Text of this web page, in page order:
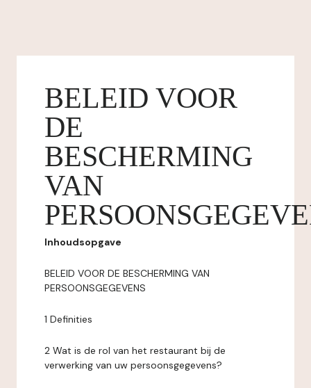
BELEID VOOR
DE
BESCHERMING
VAN
Inhoudsopgave
BELEID VOOR DE BESCHERMING VAN
PERSOONSGEGEVENS
1 Definities
2 Wat is de rol van het restaurant bij de
verwerking van uw persoonsgegevens?